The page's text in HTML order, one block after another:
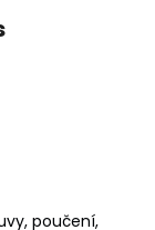
poučení,